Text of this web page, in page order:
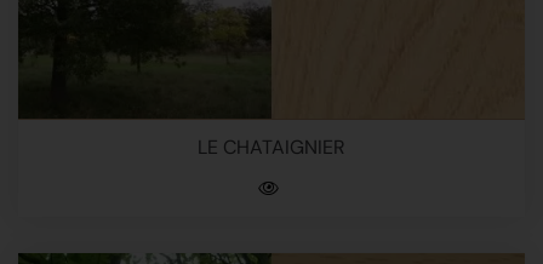
LE CHATAIGNIER